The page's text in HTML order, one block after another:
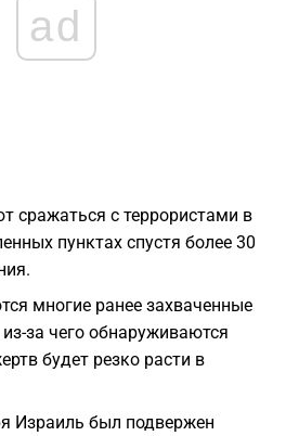
ad
сражаться с террористами в
пунктах спустя более 30
многие ранее захваченные
за чего обнаруживаются
будет резко расти в
Израиль был подвержен